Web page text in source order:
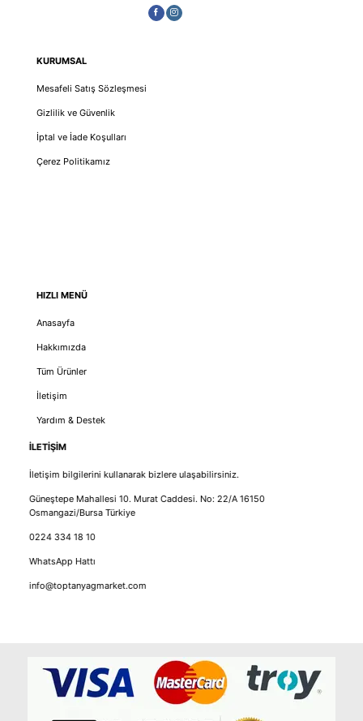
KURUMSAL
Mesafeli Satış Sözleşmesi
Gizlilik ve Güvenlik
İptal ve İade Koşulları
Çerez Politikamız
HIZLI MENÜ
Anasayfa
Hakkımızda
Tüm Ürünler
İletişim
Yardım & Destek
İLETİŞİM
İletişim bilgilerini kullanarak bizlere ulaşabilirsiniz.
Güneştepe Mahallesi 10. Murat Caddesi. No: 22/A 16150
Osmangazi/Bursa Türkiye
0224 334 18 10
WhatsApp Hattı
info@toptanyagmarket.com